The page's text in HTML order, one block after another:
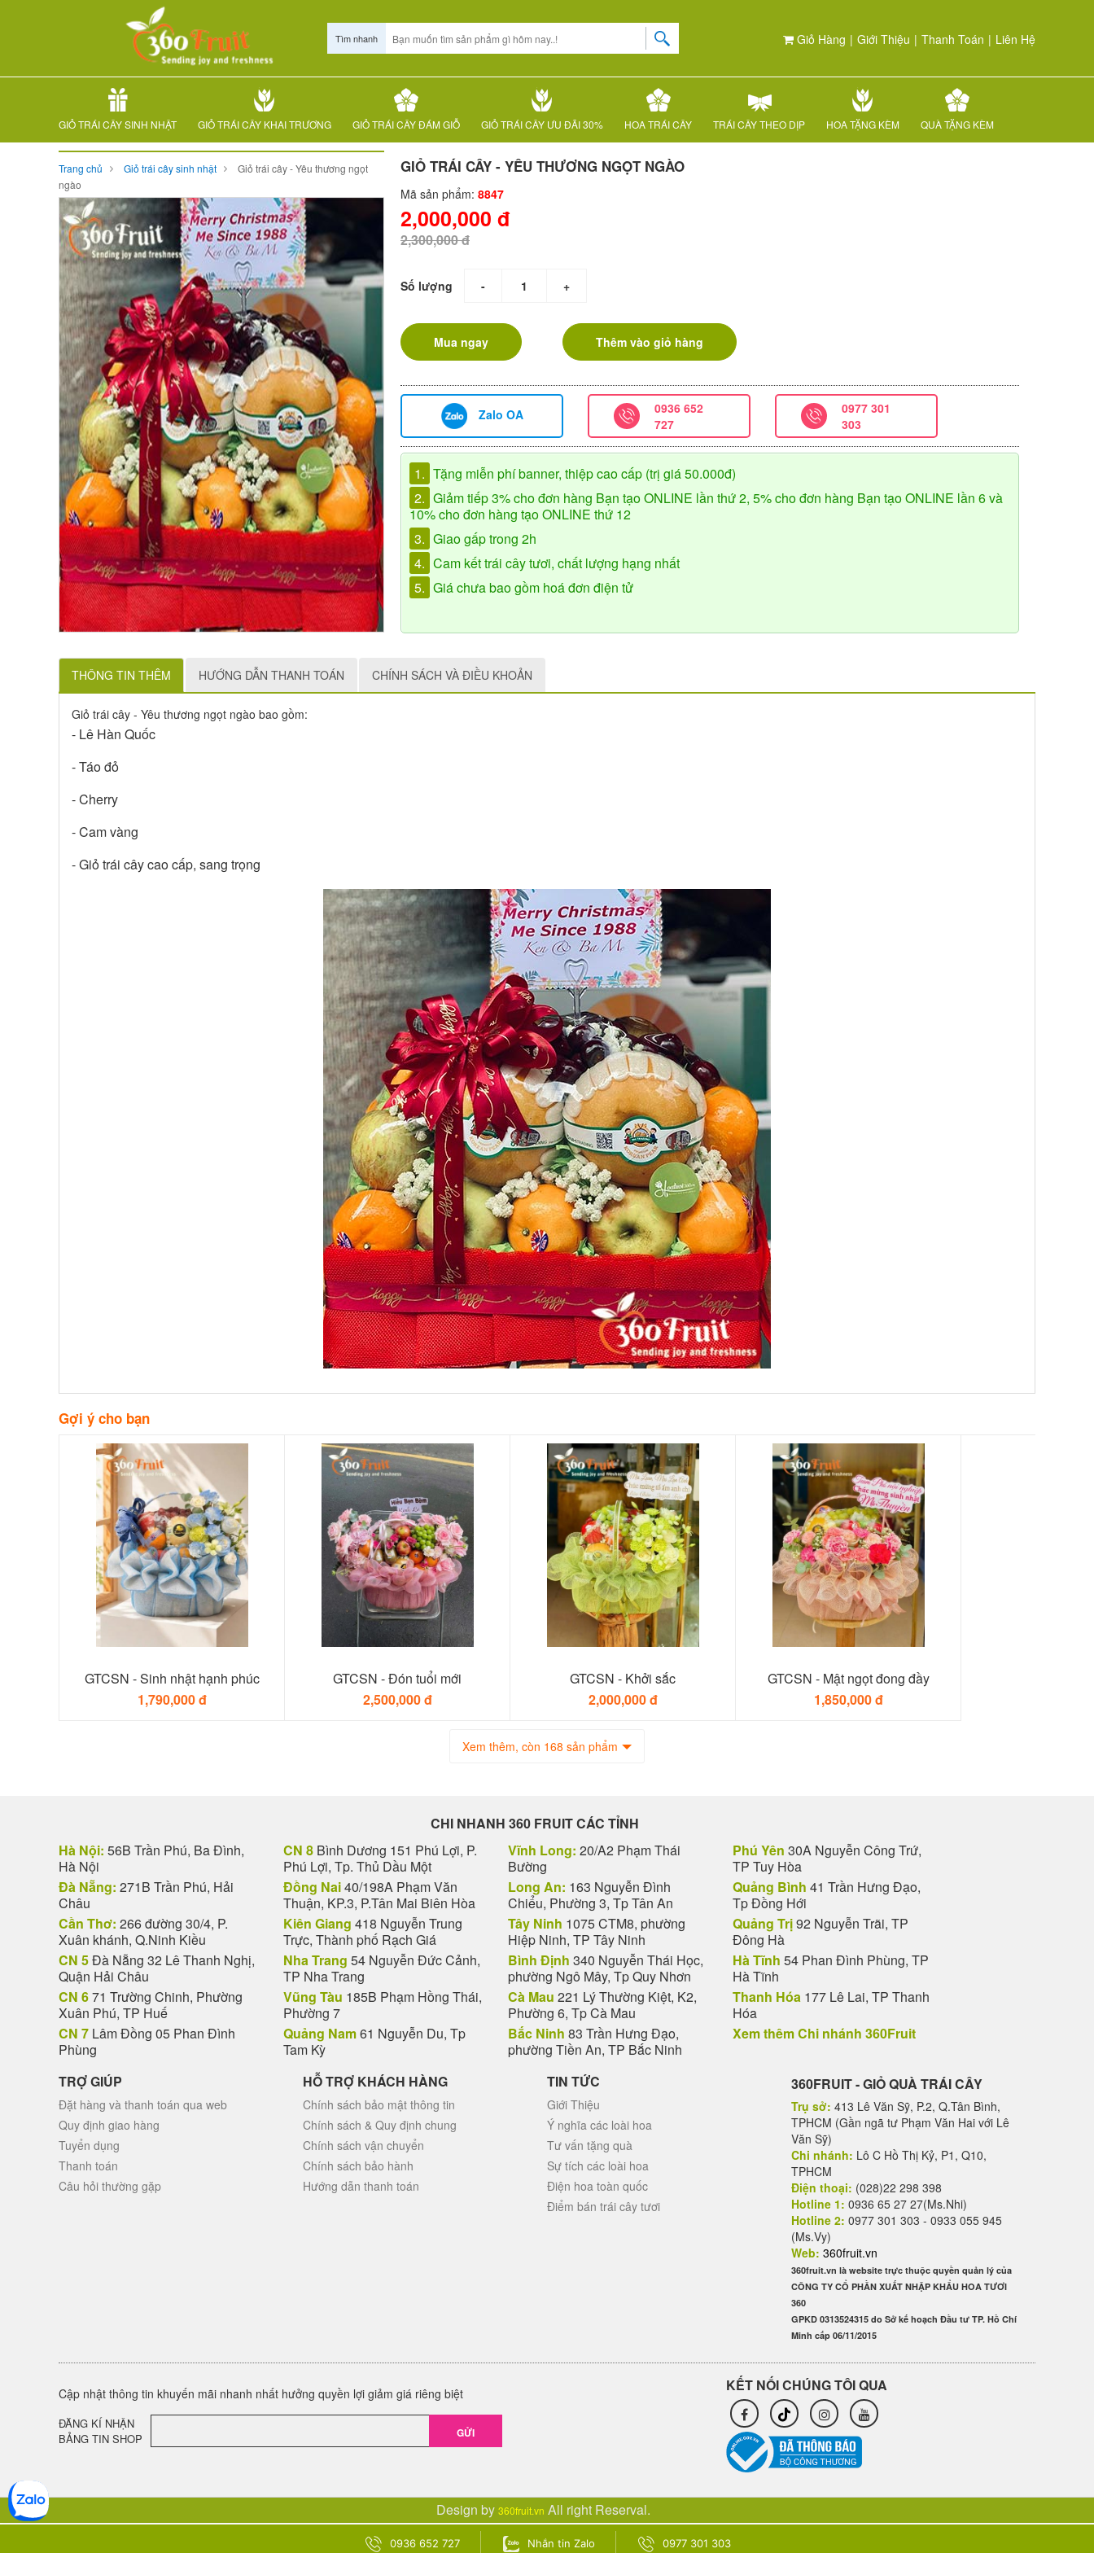
Giỏ Hàng | Giới Thiệu | Thanh Toán | Liên Hệ
Tìm nhanh
GIỎ TRÁI CÂY SINH NHẬT GIỎ TRÁI CÂY KHAI TRƯƠNG GIỎ TRÁI CÂY ĐÁM GIỖ GIỎ TRÁI CÂY ƯU ĐÃI 30% HOA TRÁI CÂY TRÁI CÂY THEO DỊP HOA TẶNG KÈM QUÀ TẶNG KÈM
Trang chủ Giỏ trái cây sinh nhật
Giỏ trái cây - Yêu thương ngọt
ngào
GIỎ TRÁI CÂY - YÊU THƯƠNG NGỌT NGÀO
Mã sản phẩm: 8847
2,000,000 đ
2,300,000 đ
Số lượng - +
Mua ngay Thêm vào giỏ hàng
Zalo OA
0936 652
727
0977 301
303
1. Tặng miễn phí banner, thiệp cao cấp (trị giá 50.000đ)
2. Giảm tiếp 3% cho đơn hàng Bạn tạo ONLINE lần thứ 2, 5% cho đơn hàng Bạn tạo ONLINE lần 6 và
10% cho đơn hàng tạo ONLINE thứ 12
3. Giao gấp trong 2h
4. Cam kết trái cây tươi, chất lượng hạng nhất
5. Giá chưa bao gồm hoá đơn điện tử
THÔNG TIN THÊM HƯỚNG DẪN THANH TOÁN CHÍNH SÁCH VÀ ĐIỀU KHOẢN
Giỏ trái cây - Yêu thương ngọt ngào bao gồm:
- Lê Hàn Quốc
- Táo đỏ
- Cherry
- Cam vàng
- Giỏ trái cây cao cấp, sang trọng
Gợi ý cho bạn
GTCSN - Sinh nhật hạnh phúc
1,790,000 đ
GTCSN - Đón tuổi mới
2,500,000 đ
GTCSN - Khởi sắc
2,000,000 đ
GTCSN - Mật ngọt đong đầy
1,850,000 đ
Xem thêm, còn 168 sản phẩm
CHI NHANH 360 FRUIT CÁC TỈNH
Hà Nội: 56B Trần Phú, Ba Đình,
Hà Nội
Đà Nẵng: 271B Trần Phú, Hải
Châu
Cần Thơ: 266 đường 30/4, P.
Xuân khánh, Q.Ninh Kiều
CN 5Đà Nẵng 32 Lê Thanh Nghị,
Quận Hải Châu
CN 671 Trường Chinh, Phường
Xuân Phú, TP Huế
CN 7 Lâm Đồng 05 Phan Đình
Phùng
CN 8 Bình Dương 151 Phú Lợi, P.
Phú Lợi, Tp. Thủ Dầu Một
Đồng Nai40/198A Phạm Văn
Thuận, KP.3, P.Tân Mai Biên Hòa
Kiên Giang 418 Nguyễn Trung
Trực, Thành phố Rạch Giá
Nha Trang 54 Nguyễn Đức Cảnh,
TP Nha Trang
Vũng Tàu 185B Phạm Hồng Thái,
Phường 7
Quảng Nam61 Nguyễn Du, Tp
Tam Kỳ
Vĩnh Long: 20/A2 Phạm Thái
Bường
Long An: 163 Nguyễn Đình
Chiểu, Phường 3, Tp Tân An
Tây Ninh 1075 CTM8, phường
Hiệp Ninh, TP Tây Ninh
Bình Định 340 Nguyễn Thái Học,
phường Ngô Mây, Tp Quy Nhơn
Cà Mau 221 Lý Thường Kiệt, K2,
Phường 6, Tp Cà Mau
Bắc Ninh 83 Trần Hưng Đạo,
phường Tiền An, TP Bắc Ninh
Phú Yên 30A Nguyễn Công Trứ,
TP Tuy Hòa
Quảng Bình 41 Trần Hưng Đạo,
Tp Đồng Hới
Quảng Trị92 Nguyễn Trãi, TP
Đông Hà
Hà Tĩnh 54 Phan Đình Phùng, TP
Hà Tĩnh
Thanh Hóa 177 Lê Lai, TP Thanh
Hóa
Xem thêm Chi nhánh 360Fruit
TRỢ GIÚP
Đặt hàng và thanh toán qua web
Quy định giao hàng
Tuyển dụng
Thanh toán
Câu hỏi thường gặp
HỖ TRỢ KHÁCH HÀNG
Chính sách bảo mật thông tin
Chính sách & Quy định chung
Chính sách vận chuyển
Chính sách bảo hành
Hướng dẫn thanh toán
TIN TỨC
Giới Thiệu
Ý nghĩa các loài hoa
Tư vấn tặng quà
Sự tích các loài hoa
Điện hoa toàn quốc
Điểm bán trái cây tươi
360FRUIT - GIỎ QUÀ TRÁI CÂY
Trụ sở: 413 Lê Văn Sỹ, P.2, Q.Tân Bình,
TPHCM (Gần ngã tư Phạm Văn Hai với Lê
Văn Sỹ)
Chi nhánh: Lô C Hồ Thị Kỷ, P1, Q10,
TPHCM
Điện thoại: (028)22 298 398
Hotline 1: 0936 65 27 27(Ms.Nhi)
Hotline 2: 0977 301 303 - 0933 055 945
(Ms.Vy)
Web: 360fruit.vn
360fruit.vn là website trực thuộc quyền quản lý của
CÔNG TY CỔ PHẦN XUẤT NHẬP KHẨU HOA TƯƠI
360
GPKD 0313524315 do Sở kế hoạch Đầu tư TP. Hồ Chí
Minh cấp 06/11/2015
Cập nhật thông tin khuyến mãi nhanh nhất hưởng quyền lợi giảm giá riêng biệt
ĐĂNG KÍ NHẬN
BẢNG TIN SHOP
GỬI
KẾT NỐI CHÚNG TÔI QUA
Design by 360fruit.vn All right Reserval.
0936 652 727 Nhắn tin Zalo 0977 301 303